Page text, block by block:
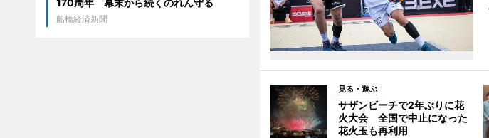
見る・遊ぶ
サザンビーチで2年ぶりに花
火大会 全国で中止になった
花火玉も再利用
170周年 幕末から続くのれん守る
船橋経済新聞